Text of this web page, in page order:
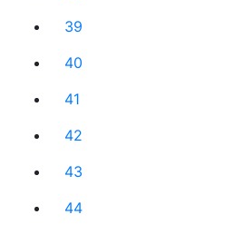
39
40
41
42
43
44